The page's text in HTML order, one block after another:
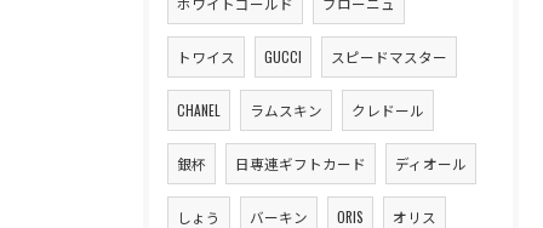
トワイス GUCCI スピードマスター
CHANEL ラムスキン クレドール
銀杯 日専連ギフトカード ディオール
しょう バーキン ORIS オリス